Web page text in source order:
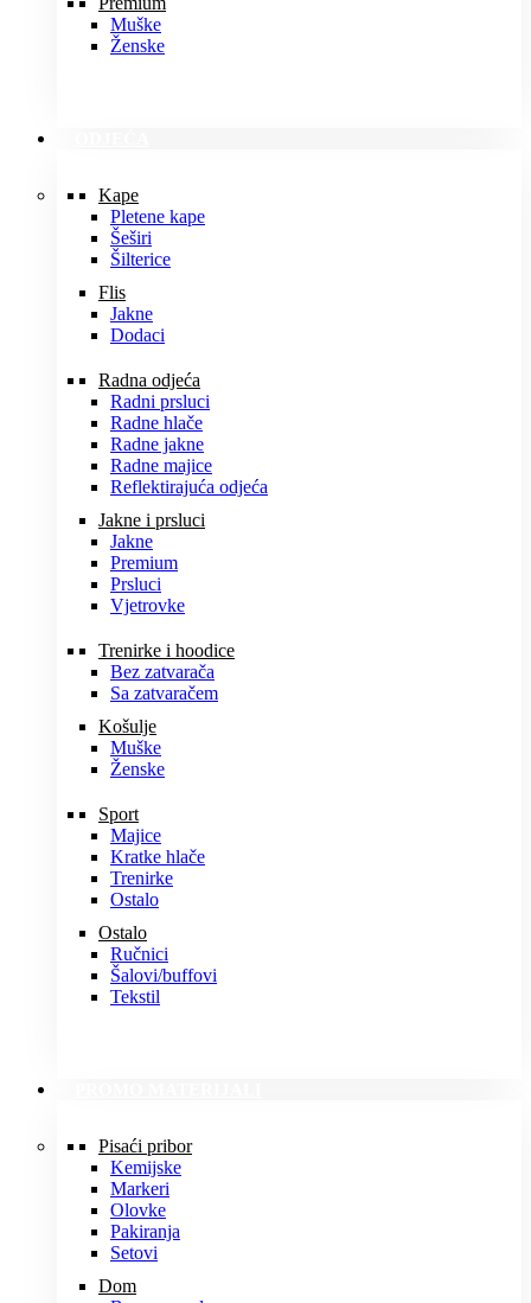
Muške
Ženske
Kape
Pletene kape
Šeširi
Šilterice
Flis
Jakne
Dodaci
Radna odjeća
Radni prsluci
Radne hlače
Radne jakne
Radne majice
Reflektirajuća odjeća
Jakne i prsluci
Jakne
Premium
Prsluci
Vjetrovke
Trenirke i hoodice
Bez zatvarača
Sa zatvaračem
Košulje
Muške
Ženske
Sport
Majice
Kratke hlače
Trenirke
Ostalo
Ostalo
Ručnici
Šalovi/buffovi
Tekstil
Pisaći pribor
Kemijske
Markeri
Olovke
Pakiranja
Setovi
Dom